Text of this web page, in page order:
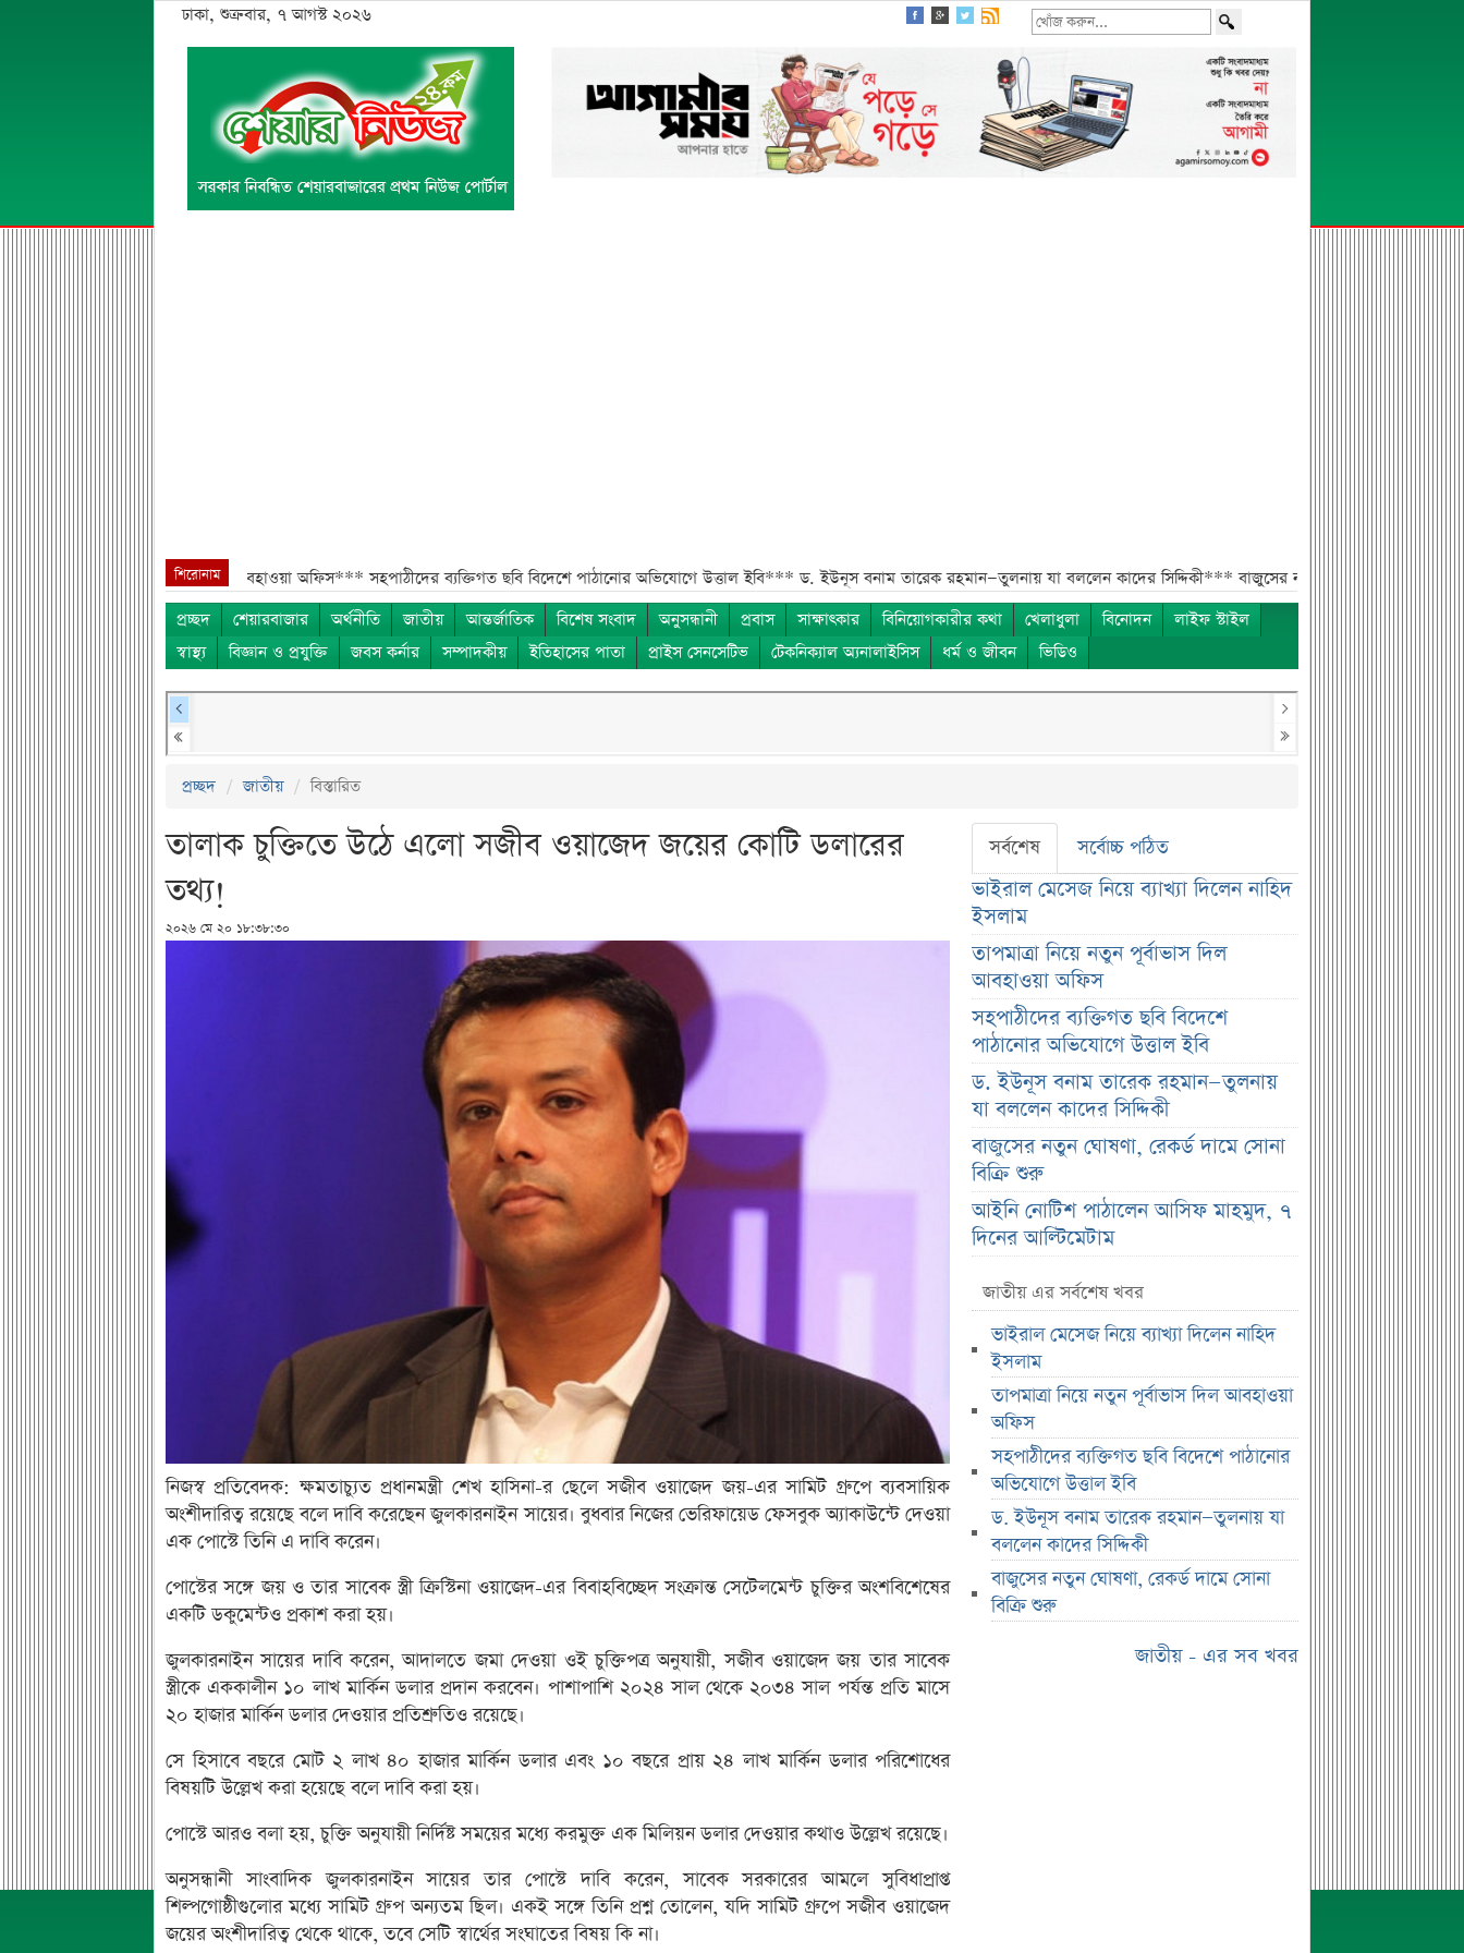
ঢাকা, শুক্রবার, ৭ আগস্ট ২০২৬
শিরোনাম
নিয়ে নতুন পূর্বাভাস দিল আবহাওয়া অফিস*** সহপাঠীদের ব্যক্তিগত ছবি বিদেশে পাঠানোর অভিযোগে উত্তাল ইবি*** ড. ইউনূস বনাম তারেক রহমান—তুলনায় যা বললেন কাদের সিদ্দিকী*** বাজুসের নতুন ঘোষণা, রেকর্ড দামে সোনা বিক্রি
প্রচ্ছদ
শেয়ারবাজার অর্থনীতি জাতীয় আন্তর্জাতিক বিশেষ সংবাদ অনুসন্ধানী প্রবাস সাক্ষাৎকার বিনিয়োগকারীর কথা খেলাধুলা বিনোদন
লাইফ স্টাইল
স্বাস্থ্য
বিজ্ঞান ও প্রযুক্তি জবস কর্নার সম্পাদকীয় ইতিহাসের পাতা প্রাইস সেনসেটিভ টেকনিক্যাল অ্যনালাইসিস ধর্ম ও জীবন ভিডিও
প্রচ্ছদ জাতীয় বিস্তারিত
তালাক চুক্তিতে উঠে এলো সজীব ওয়াজেদ জয়ের কোটি ডলারের
তথ্য!
২০২৬ মে ২০ ১৮:৩৮:৩০
নিজস্ব প্রতিবেদক: ক্ষমতাচ্যুত প্রধানমন্ত্রী শেখ হাসিনা-র ছেলে সজীব ওয়াজেদ জয়-এর সামিট গ্রুপে ব্যবসায়িক
অংশীদারিত্ব রয়েছে বলে দাবি করেছেন জুলকারনাইন সায়ের। বুধবার নিজের ভেরিফায়েড ফেসবুক অ্যাকাউন্টে দেওয়া
এক পোস্টে তিনি এ দাবি করেন।
পোস্টের সঙ্গে জয় ও তার সাবেক স্ত্রী ক্রিস্টিনা ওয়াজেদ-এর বিবাহবিচ্ছেদ সংক্রান্ত সেটেলমেন্ট চুক্তির অংশবিশেষের
একটি ডকুমেন্টও প্রকাশ করা হয়।
জুলকারনাইন সায়ের দাবি করেন, আদালতে জমা দেওয়া ওই চুক্তিপত্র অনুযায়ী, সজীব ওয়াজেদ জয় তার সাবেক
স্ত্রীকে এককালীন ১০ লাখ মার্কিন ডলার প্রদান করবেন। পাশাপাশি ২০২৪ সাল থেকে ২০৩৪ সাল পর্যন্ত প্রতি মাসে
২০ হাজার মার্কিন ডলার দেওয়ার প্রতিশ্রুতিও রয়েছে।
সে হিসাবে বছরে মোট ২ লাখ ৪০ হাজার মার্কিন ডলার এবং ১০ বছরে প্রায় ২৪ লাখ মার্কিন ডলার পরিশোধের
বিষয়টি উল্লেখ করা হয়েছে বলে দাবি করা হয়।
পোস্টে আরও বলা হয়, চুক্তি অনুযায়ী নির্দিষ্ট সময়ের মধ্যে করমুক্ত এক মিলিয়ন ডলার দেওয়ার কথাও উল্লেখ রয়েছে।
অনুসন্ধানী সাংবাদিক জুলকারনাইন সায়ের তার পোস্টে দাবি করেন, সাবেক সরকারের আমলে সুবিধাপ্রাপ্ত
শিল্পগোষ্ঠীগুলোর মধ্যে সামিট গ্রুপ অন্যতম ছিল। একই সঙ্গে তিনি প্রশ্ন তোলেন, যদি সামিট গ্রুপে সজীব ওয়াজেদ
জয়ের অংশীদারিত্ব থেকে থাকে, তবে সেটি স্বার্থের সংঘাতের বিষয় কি না।
সর্বশেষ সর্বোচ্চ পঠিত
ভাইরাল মেসেজ নিয়ে ব্যাখ্যা দিলেন নাহিদ
ইসলাম
তাপমাত্রা নিয়ে নতুন পূর্বাভাস দিল
আবহাওয়া অফিস
সহপাঠীদের ব্যক্তিগত ছবি বিদেশে
পাঠানোর অভিযোগে উত্তাল ইবি
ড. ইউনূস বনাম তারেক রহমান—তুলনায়
যা বললেন কাদের সিদ্দিকী
বাজুসের নতুন ঘোষণা, রেকর্ড দামে সোনা
বিক্রি শুরু
আইনি নোটিশ পাঠালেন আসিফ মাহমুদ, ৭
দিনের আল্টিমেটাম
প্রশাসক সরল, নতুন অধ্যায়ে সোশ্যাল
ইসলামী ব্যাংক
ভারত ও আওয়ামী লীগ ইস্যুতে পররাষ্ট্র
প্রতিমন্ত্রীর মন্তব্য
এসএসসির ফল প্রকাশের তারিখ ঘোষণা
সৌদিতে বাংলাদেশিদের জন্য বড় সুখবর
নয় মাসের স্থবিরতা কাটিয়ে আবার গ্যাস
পরিবহনে ইন্ট্রাকো
উচ্চ সুদেও মিলছে না আমানত, অবসায়নের
প্রক্রিয়ায় ৫ আর্থিক প্রতিষ্ঠান
রাষ্ট্রপতি নির্বাচনের চূড়ান্ত তারিখ ঘোষণা
সাকিবের বাড়িতে হামলার পর কড়া
প্রতিক্রিয়া পশ্চিমবঙ্গের মন্ত্রীর
জাতীয় এর সর্বশেষ খবর
ভাইরাল মেসেজ নিয়ে ব্যাখ্যা দিলেন নাহিদ
ইসলাম
তাপমাত্রা নিয়ে নতুন পূর্বাভাস দিল আবহাওয়া
অফিস
সহপাঠীদের ব্যক্তিগত ছবি বিদেশে পাঠানোর
অভিযোগে উত্তাল ইবি
ড. ইউনূস বনাম তারেক রহমান—তুলনায় যা
বললেন কাদের সিদ্দিকী
বাজুসের নতুন ঘোষণা, রেকর্ড দামে সোনা
বিক্রি শুরু
জাতীয় - এর সব খবর